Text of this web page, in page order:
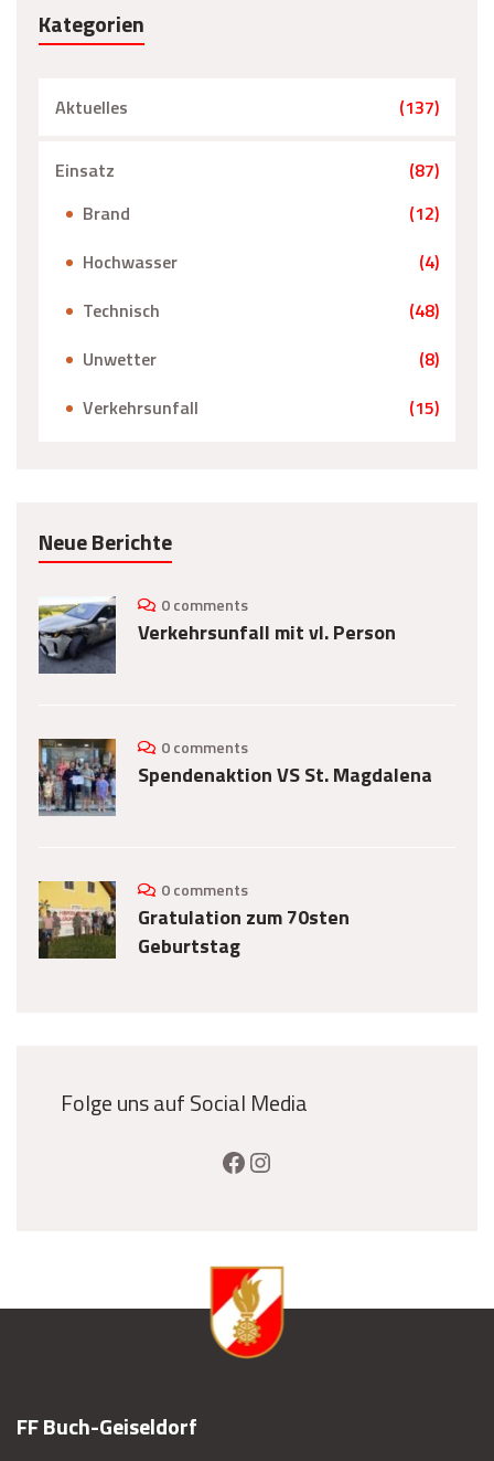
Kategorien
Aktuelles (137)
Einsatz
(87)
Brand
(12)
Hochwasser
(4)
Technisch
(48)
Unwetter
(8)
Verkehrsunfall
(15)
Neue Berichte
0 comments
Verkehrsunfall mit vl. Person
0 comments
Spendenaktion VS St. Magdalena
0 comments
Gratulation zum 70sten
Geburtstag
Folge uns auf Social Media
FF Buch-Geiseldorf